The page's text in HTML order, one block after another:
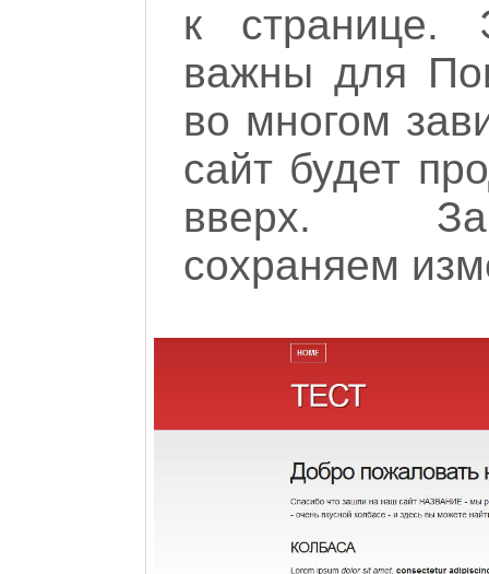
к странице.
важны для
во многом
сайт будет
вверх.
сохраняем